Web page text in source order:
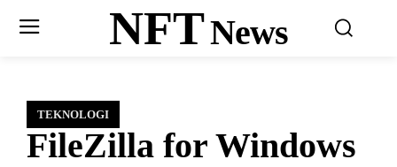
NFTNews
TEKNOLOGI
FileZilla for Windows